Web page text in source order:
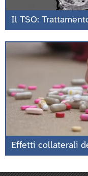
Il TSO:
Effetti collaterali